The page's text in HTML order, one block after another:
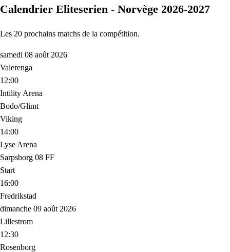
Calendrier Eliteserien - Norvège 2026-2027
Les 20 prochains matchs de la compétition.
samedi 08 août 2026
Valerenga
12:00
Intility Arena
Bodo/Glimt
Viking
14:00
Lyse Arena
Sarpsborg 08 FF
Start
16:00
Fredrikstad
dimanche 09 août 2026
Lillestrom
12:30
Rosenborg